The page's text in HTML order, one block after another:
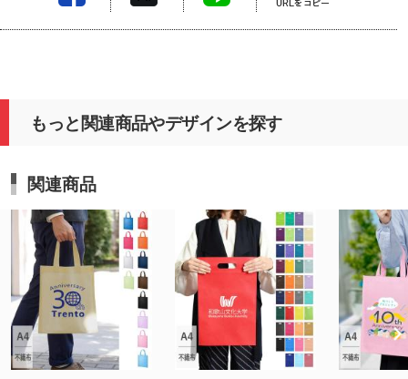
もっと関連商品やデザインを探す
関連商品